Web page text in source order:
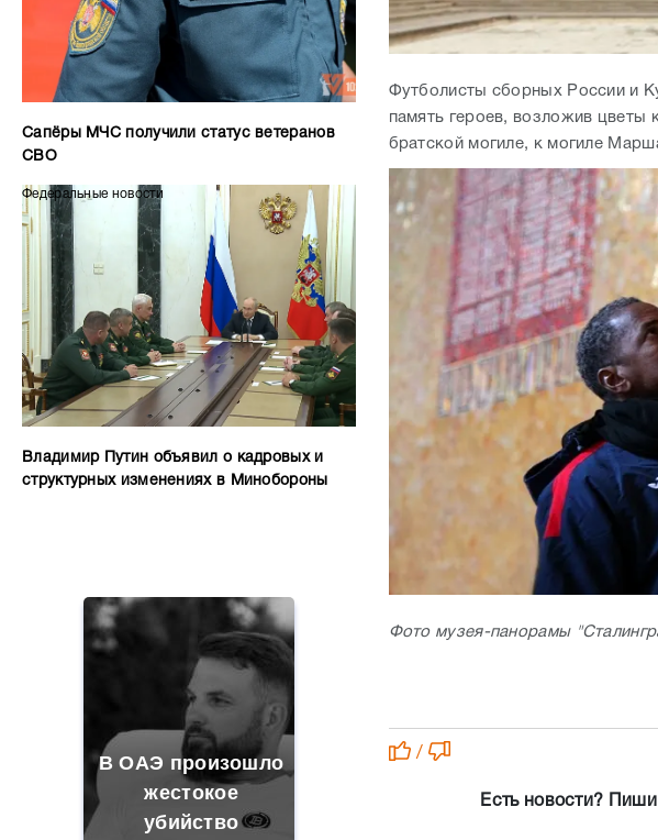
Сапёры МЧС получили статус ветеранов
СВО
Федеральные новости
Владимир Путин объявил о кадровых и
структурных изменениях в Минобороны
В ОАЭ произошло
жестокое
убийство
Футболисты сборных России и
память героев, возложив
братской могиле, к могиле
Фото музея-панорамы
/
Есть новости?